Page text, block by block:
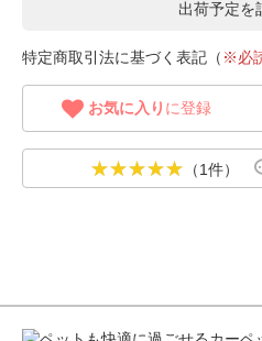
出荷予定を
特定商取引法に基づく表記（ ※必
お気に入り に登録
（1件）